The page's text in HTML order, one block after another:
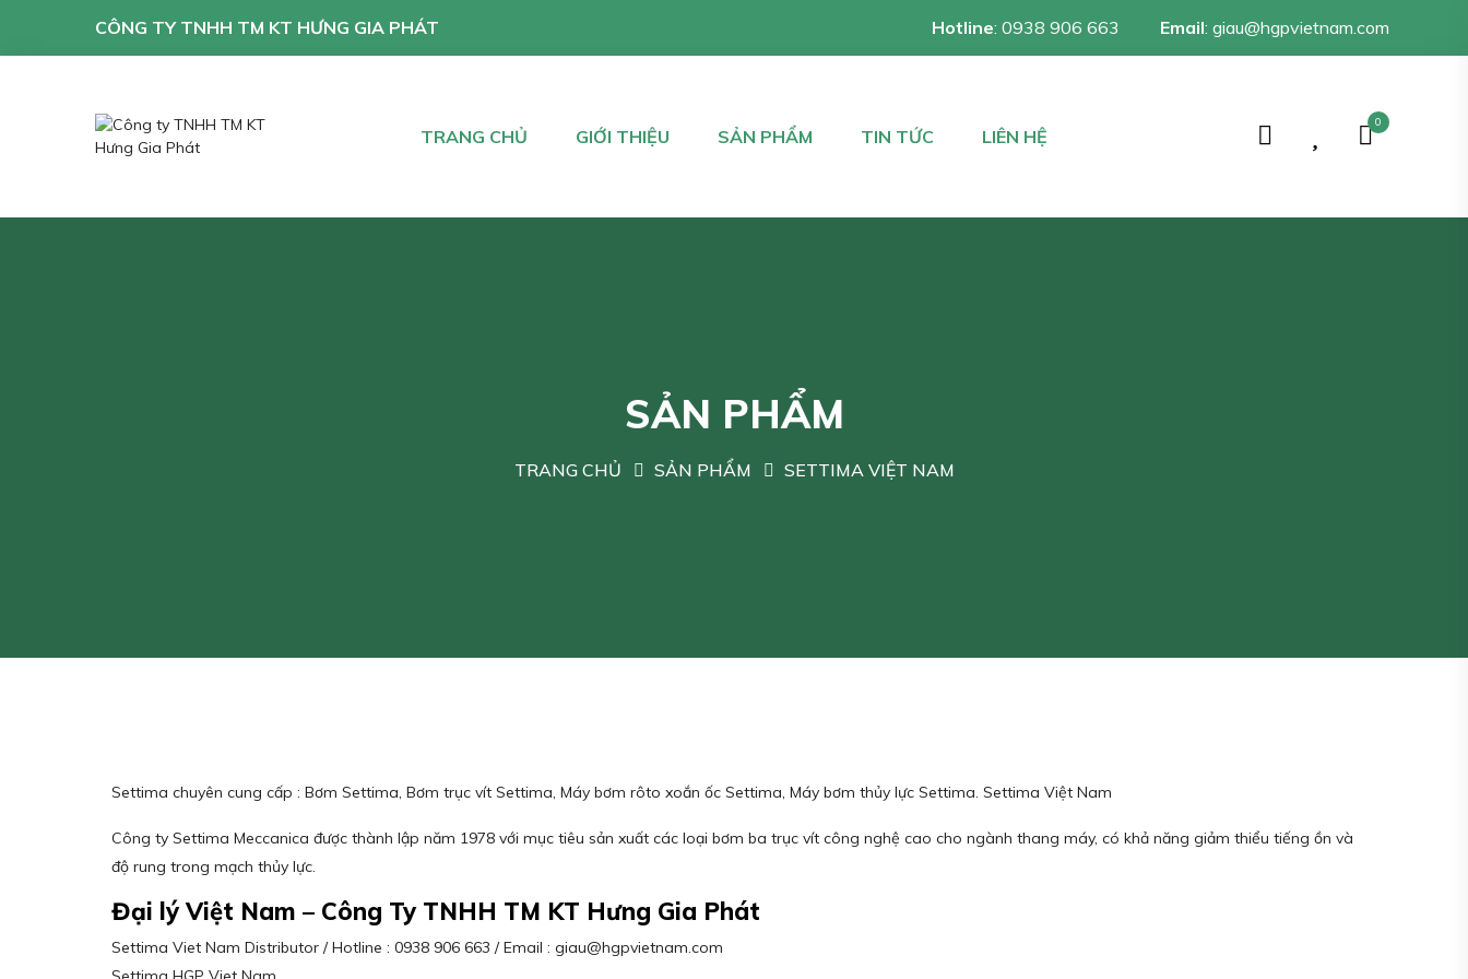
CÔNG TY TNHH TM KT HƯNG GIA PHÁT Hotline: 0938 906 663 Email: giau@hgpvietnam.com
TRANG CHỦ GIỚI THIỆU SẢN PHẨM TIN TỨC LIÊN HỆ
0
SẢN PHẨM
TRANG CHỦ SẢN PHẨM SETTIMA VIỆT NAM
Settima chuyên cung cấp : Bơm Settima, Bơm trục vít Settima, Máy bơm rôto xoắn ốc Settima, Máy bơm thủy lực Settima. Settima Việt Nam
Công ty Settima Meccanica được thành lập năm 1978 với mục tiêu sản xuất các loại bơm ba trục vít công nghệ cao cho ngành thang máy, có khả năng giảm thiểu tiếng ồn và
độ rung trong mạch thủy lực.
Đại lý Việt Nam – Công Ty TNHH TM KT Hưng Gia Phát
Settima Viet Nam Distributor / Hotline : 0938 906 663 / Email : giau@hgpvietnam.com